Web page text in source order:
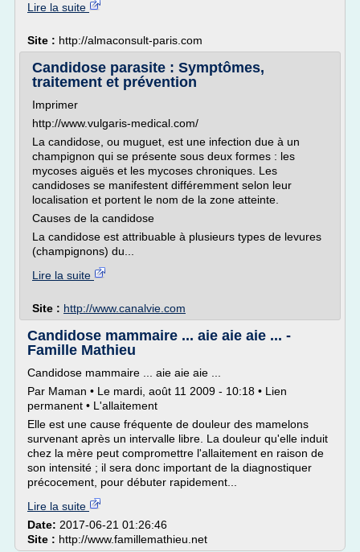
Lire la suite
Site : http://almaconsult-paris.com
Candidose parasite : Symptômes,
traitement et prévention
Imprimer
http://www.vulgaris-medical.com/
La candidose, ou muguet, est une infection due à un
champignon qui se présente sous deux formes : les
mycoses aiguës et les mycoses chroniques. Les
candidoses se manifestent différemment selon leur
localisation et portent le nom de la zone atteinte.
Causes de la candidose
La candidose est attribuable à plusieurs types de levures
(champignons) du...
Lire la suite
Site : http://www.canalvie.com
Candidose mammaire ... aie aie aie ... -
Famille Mathieu
Candidose mammaire ... aie aie aie ...
Par Maman • Le mardi, août 11 2009 - 10:18 • Lien
permanent • L'allaitement
Elle est une cause fréquente de douleur des mamelons
survenant après un intervalle libre. La douleur qu'elle induit
chez la mère peut compromettre l'allaitement en raison de
son intensité ; il sera donc important de la diagnostiquer
précocement, pour débuter rapidement...
Lire la suite
Date: 2017-06-21 01:26:46
Site : http://www.famillemathieu.net